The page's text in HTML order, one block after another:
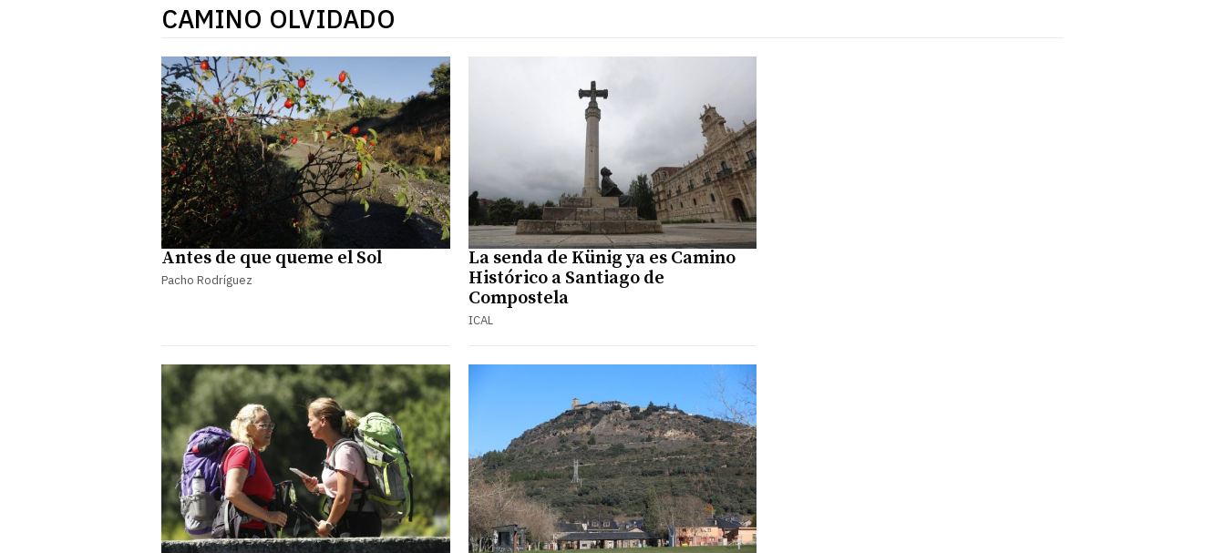
CAMINO OLVIDADO
Antes de que queme el Sol
Pacho Rodríguez
La senda de Künig ya es Camino
Histórico a Santiago de
Compostela
ICAL